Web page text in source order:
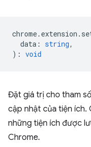
chrome. extension .
data : string,
) : void
Đặt giá trị cho tham
cập nhật của tiện ích.
những tiện ích được
Chrome.